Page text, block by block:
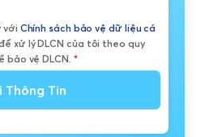
với Chính sách bảo vệ dữ liệu cá
xử lý DLCN của tôi theo quy
bảo vệ DLCN. *
Thông Tin